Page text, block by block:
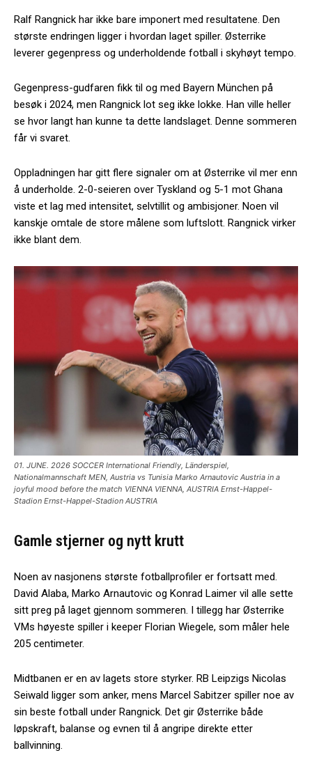
Ralf Rangnick har ikke bare imponert med resultatene. Den
største endringen ligger i hvordan laget spiller. Østerrike
leverer gegenpress og underholdende fotball i skyhøyt tempo.
Gegenpress-gudfaren fikk til og med Bayern München på
besøk i 2024, men Rangnick lot seg ikke lokke. Han ville heller
se hvor langt han kunne ta dette landslaget. Denne sommeren
får vi svaret.
Oppladningen har gitt flere signaler om at Østerrike vil mer enn
å underholde. 2-0-seieren over Tyskland og 5-1 mot Ghana
viste et lag med intensitet, selvtillit og ambisjoner. Noen vil
kanskje omtale de store målene som luftslott. Rangnick virker
ikke blant dem.
01. JUNE. 2026 SOCCER International Friendly, Länderspiel,
Nationalmannschaft MEN, Austria vs Tunisia Marko Arnautovic Austria in a
joyful mood before the match VIENNA VIENNA, AUSTRIA Ernst-Happel-
Stadion Ernst-Happel-Stadion AUSTRIA
Gamle stjerner og nytt krutt
Noen av nasjonens største fotballprofiler er fortsatt med.
David Alaba, Marko Arnautovic og Konrad Laimer vil alle sette
sitt preg på laget gjennom sommeren. I tillegg har Østerrike
VMs høyeste spiller i keeper Florian Wiegele, som måler hele
205 centimeter.
Midtbanen er en av lagets store styrker. RB Leipzigs Nicolas
Seiwald ligger som anker, mens Marcel Sabitzer spiller noe av
sin beste fotball under Rangnick. Det gir Østerrike både
løpskraft, balanse og evnen til å angripe direkte etter
ballvinning.